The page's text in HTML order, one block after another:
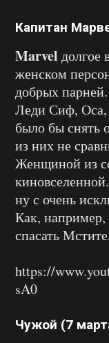
Капитан
Marvel долгое
женском
добрых
Леди Сиф,
было бы снять
из них не
Женщиной из
ну с очень
Как,
спасать
https://
sA0
Чужой (7